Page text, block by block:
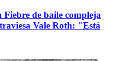
Fiebre de baile compleja
Vale Roth: "Está